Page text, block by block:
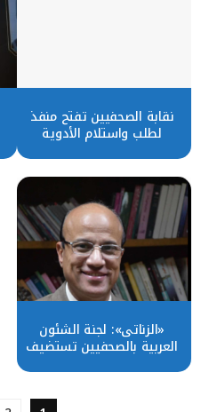
نقابة الصحفيين تفتح منفذ
لطلب واستلام الأدوية
«الزناتى»: لجنة الشئون
العربية بالصحفيين تستضيف